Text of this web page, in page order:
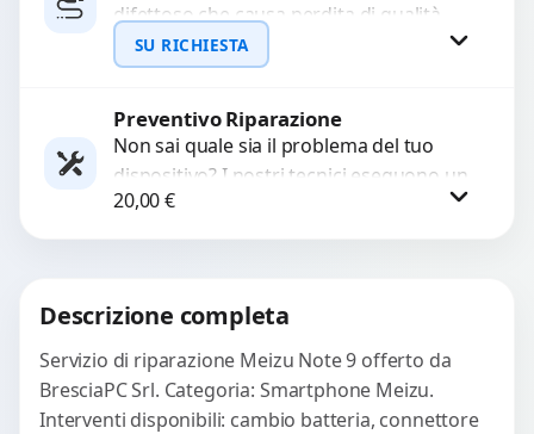
WhatsApp
difettoso che causa perdita di qualità
sonora o impossibilità di collegare cuffie
e accessori....
SU RICHIESTA
Richiedi Preventivo
WhatsApp
Preventivo Riparazione
Non sai quale sia il problema del tuo
dispositivo? I nostri tecnici eseguono un
check-up completo con strumenti
avanzati per...
20,00€
Descrizione completa
Servizio di riparazione Meizu Note 9 offerto da
BresciaPC Srl. Categoria: Smartphone Meizu.
Interventi disponibili: cambio batteria, connettore